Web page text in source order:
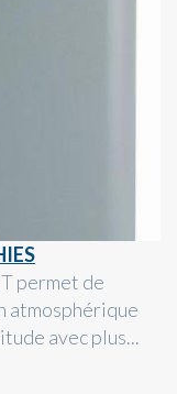
permet de
atmosphérique
avec plus...